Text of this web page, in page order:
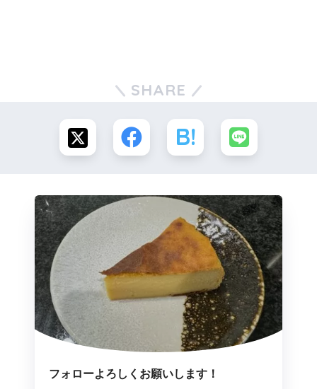
SHARE
フォローよろしくお願いします！